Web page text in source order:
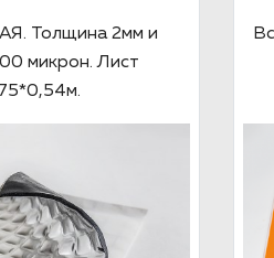
Толщина 2мм и
микрон. Лист